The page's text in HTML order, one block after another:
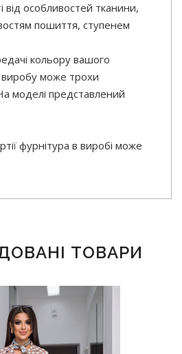
від особливостей тканини,
пошиття, ступенем
кольору вашого
виробу може трохи
моделі представлений
фурнітура в виробі може
ТОВАРИ